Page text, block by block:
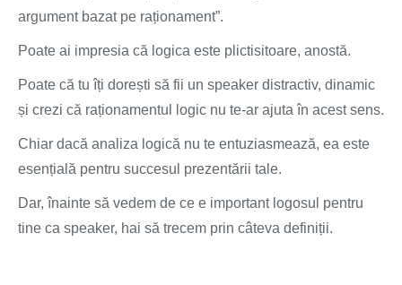
argument bazat pe raționament”.
Poate ai impresia că logica este plictisitoare, anostă.
Poate că tu îți dorești să fii un speaker distractiv, dinamic
și crezi că raționamentul logic nu te-ar ajuta în acest sens.
Chiar dacă analiza logică nu te entuziasmează, ea este
esențială pentru succesul prezentării tale.
Dar, înainte să vedem de ce e important logosul pentru
tine ca speaker, hai să trecem prin câteva definiții.